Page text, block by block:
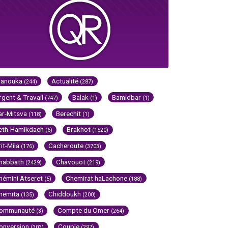
(244) Actualité (287)
& Travail (747) Balak (1) Bamidbar (1)
Mitsva (118) Berechit (1)
Hamikdach (6) Brakhot (1520)
Mila (176) Cacheroute (3703)
(2429) Chavouot (219)
Atseret (5) Chemirat haLachone (188)
(135) Chiddoukh (200)
(3) Compte du Omer (264)